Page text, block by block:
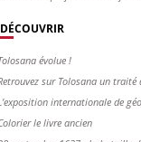
DÉCOUVRIR
évolue !
sur Tolosana un traité
internationale de
le livre ancien